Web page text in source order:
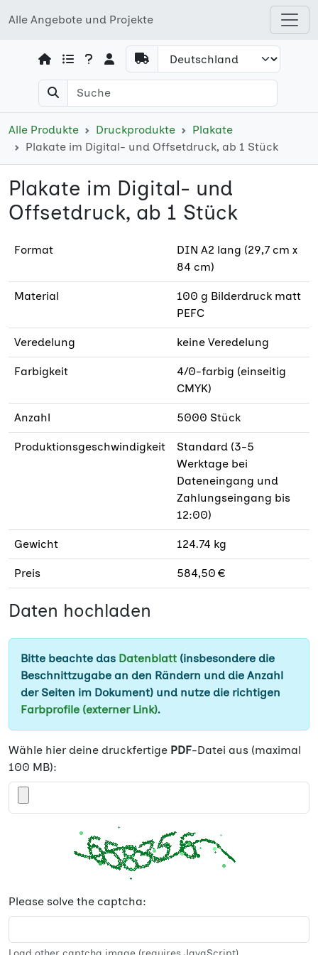
Alle Angebote und Projekte
Open shops menu
Alle Produkte Druckprodukte
Plakate
Plakate im Digital- und Offsetdruck, ab 1 Stück
Plakate im Digital- und
Offsetdruck, ab 1 Stück
Format
DIN A2 lang (29,7 cm x
84 cm)
Material
100 g Bilderdruck matt
PEFC
Veredelung keine Veredelung
Farbigkeit
4/0-farbig (einseitig
CMYK)
Anzahl 5000 Stück
Produktionsgeschwindigkeit
Standard (3-5
Werktage bei
Dateneingang und
Zahlungseingang bis
12:00)
Gewicht 124.74 kg
Preis 584,50 €
Daten hochladen
Bitte beachte das Datenblatt (insbesondere die
Beschnittzugabe an den Rändern und die Anzahl
der Seiten im Dokument) und nutze die richtigen
Farbprofile (externer Link).
Wähle hier deine druckfertige PDF-Datei aus (maximal
100 MB):
Please solve the captcha: